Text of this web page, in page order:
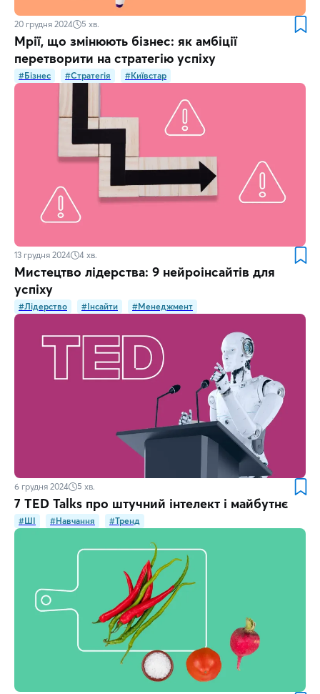
20 грудня 2024 5 хв.
Мрії, що змінюють бізнес: як амбіції
перетворити на стратегію успіху
#Бізнес #Стратегія #Київстар
13 грудня 2024 4 хв.
Мистецтво лідерства: 9 нейроінсайтів для
успіху
#Лідерство #Інсайти #Менеджмент
6 грудня 2024 5 хв.
7 TED Talks про штучний інтелект і майбутнє
#ШІ #Навчання #Тренд